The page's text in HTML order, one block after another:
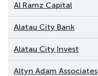
Al Ramz Capital
Alatau City Bank
Alatau City Invest
Altyn Adam Associates